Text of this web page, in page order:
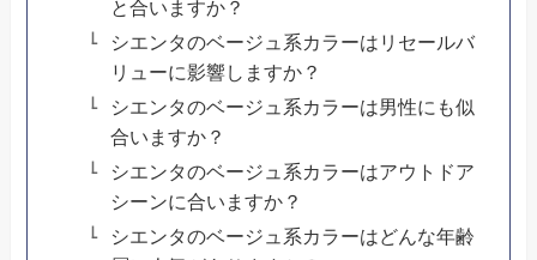
と合いますか？
シエンタのベージュ系カラーはリセールバ
リューに影響しますか？
シエンタのベージュ系カラーは男性にも似
合いますか？
シエンタのベージュ系カラーはアウトドア
シーンに合いますか？
シエンタのベージュ系カラーはどんな年齢